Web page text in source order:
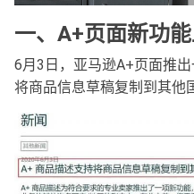
一、A+页面新功
6月3日，亚马逊A+页面推
将商品信息草稿复制到其他